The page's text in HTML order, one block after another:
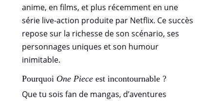
anime, en films, et plus récemment en une
série live-action produite par Netflix. Ce succès
repose sur la richesse de son scénario, ses
personnages uniques et son humour
inimitable.
Pourquoi One Pieceest incontournable ?
Que tu sois fan de mangas, d’aventures